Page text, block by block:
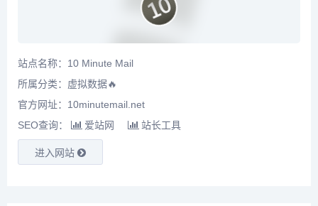
站点名称：10 Minute Mail
所属分类： 虚拟数据🔥
官方网址：10minutemail.net
SEO查询：
爱站网 站长工具
进入网站